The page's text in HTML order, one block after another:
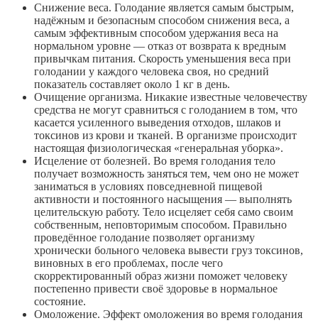
Снижение веса. Голодание является самым быстрым,
надёжным и безопасным способом снижения веса, а
самым эффективным способом удержания веса на
нормальном уровне — отказ от возврата к вредным
привычкам питания. Скорость уменьшения веса при
голодании у каждого человека своя, но средний
показатель составляет около 1 кг в день.
Очищение организма. Никакие известные человечеству
средства не могут сравниться с голоданием в том, что
касается усиленного выведения отходов, шлаков и
токсинов из крови и тканей. В организме происходит
настоящая физиологическая «генеральная уборка».
Исцеление от болезней. Во время голодания тело
получает возможность заняться тем, чем оно не может
заниматься в условиях повседневной пищевой
активности и постоянного насыщения — выполнять
целительскую работу. Тело исцеляет себя само своим
собственным, неповторимым способом. Правильно
проведённое голодание позволяет организму
хронически больного человека вывести груз токсинов,
виновных в его проблемах, после чего
скорректированный образ жизни поможет человеку
постепенно привести своё здоровье в нормальное
состояние.
Омоложение. Эффект омоложения во время голодания